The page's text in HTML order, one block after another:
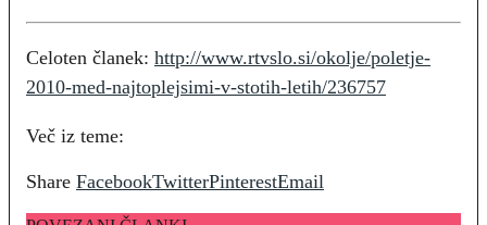
Celoten članek: http://www.rtvslo.si/okolje/poletje-
2010-med-najtoplejsimi-v-stotih-letih/236757
Več iz teme:
Share FacebookTwitterPinterestEmail